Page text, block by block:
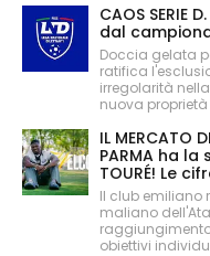
CAOS SERIE
dal
Doccia gelata
ratifica
irregolarità
nuova
IL MERCATO
PARMA ha
TOURÉ! Le
Il club emiliano
maliano
obiettivi